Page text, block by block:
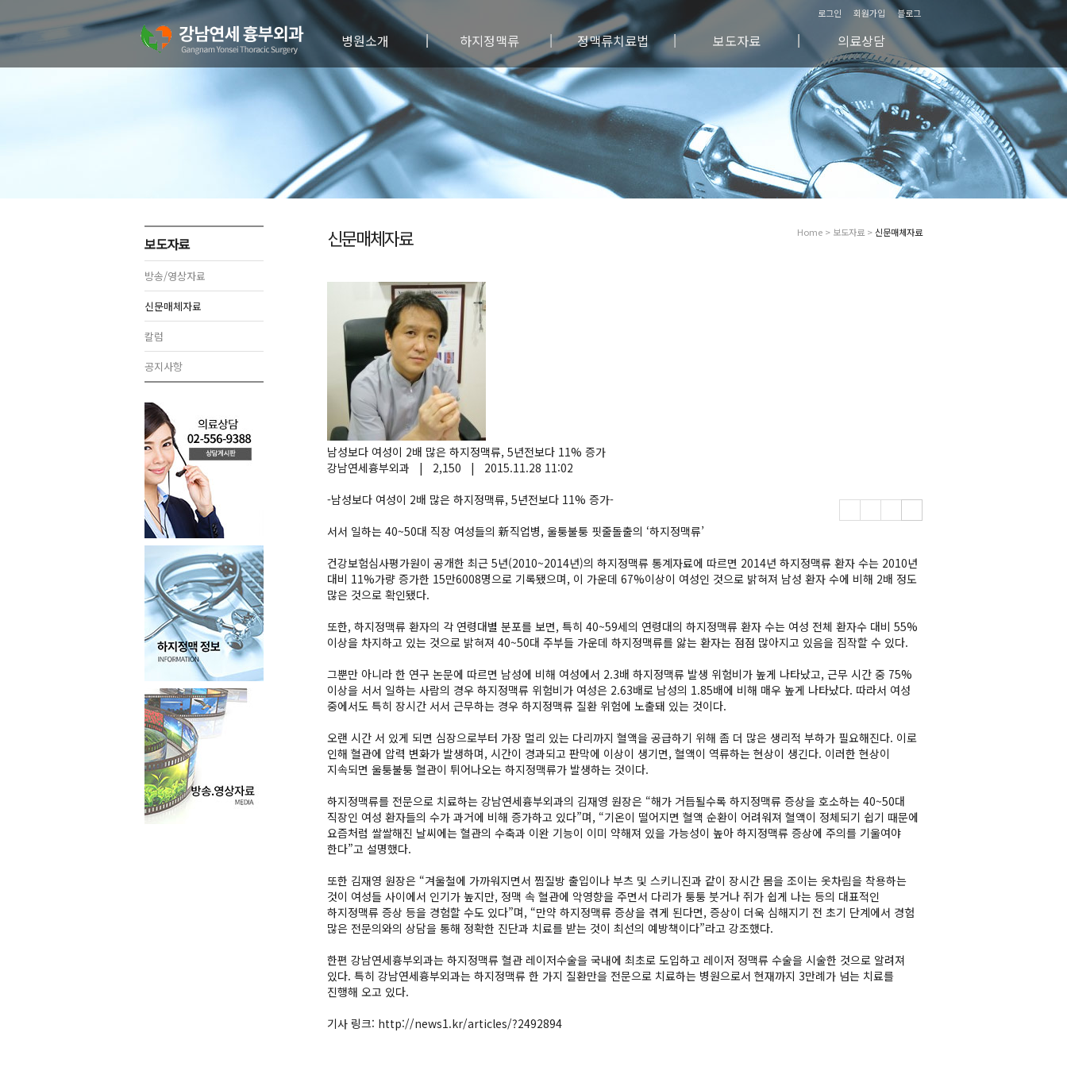
로그인 회원가입 블로그
병원소개 하지정맥류 정맥류치료법 보도자료 의료상담
의료진소개
병원특징
진료안내
치료장비
오시는길
하지정맥류란?
정맥류원인
정맥류 증상/진단
정맥류예방법
수술전후사진
보존/약물요법
혈관경화요법
레이저 피부치료
통원주사침 수술
광투시 수술
신문매체자료
칼럼
공지사항
자주하시는 질문
비공개 의료상담
공개 의료상담
보도자료
방송/영상자료
신문매체자료
칼럼
공지사항
신문매체자료 Home > 보도자료 >신문매체자료
남성보다 여성이 2배 많은 하지정맥류, 5년전보다 11% 증가
강남연세흉부외과
| 2,150 |
2015.11.28 11:02
-남성보다 여성이 2배 많은 하지정맥류, 5년전보다 11% 증가-
서서 일하는 40~50대 직장 여성들의 新직업병, 울퉁불퉁 핏줄돌출의 ‘하지정맥류’
건강보험심사평가원이 공개한 최근 5년(2010~2014년)의 하지정맥류 통계자료에 따르면 2014년 하지정맥류 환자 수는 2010년
대비 11%가량 증가한 15만6008명으로 기록됐으며, 이 가운데 67%이상이 여성인 것으로 밝혀져 남성 환자 수에 비해 2배 정도
많은 것으로 확인됐다.
또한, 하지정맥류 환자의 각 연령대별 분포를 보면, 특히 40~59세의 연령대의 하지정맥류 환자 수는 여성 전체 환자수 대비 55%
이상을 차지하고 있는 것으로 밝혀져 40~50대 주부들 가운데 하지정맥류를 앓는 환자는 점점 많아지고 있음을 짐작할 수 있다.
그뿐만 아니라 한 연구 논문에 따르면 남성에 비해 여성에서 2.3배 하지정맥류 발생 위험비가 높게 나타났고, 근무 시간 중 75%
이상을 서서 일하는 사람의 경우 하지정맥류 위험비가 여성은 2.63배로 남성의 1.85배에 비해 매우 높게 나타났다. 따라서 여성
중에서도 특히 장시간 서서 근무하는 경우 하지정맥류 질환 위험에 노출돼 있는 것이다.
오랜 시간 서 있게 되면 심장으로부터 가장 멀리 있는 다리까지 혈액을 공급하기 위해 좀 더 많은 생리적 부하가 필요해진다. 이로
인해 혈관에 압력 변화가 발생하며, 시간이 경과되고 판막에 이상이 생기면, 혈액이 역류하는 현상이 생긴다. 이러한 현상이
지속되면 울퉁불퉁 혈관이 튀어나오는 하지정맥류가 발생하는 것이다.
하지정맥류를 전문으로 치료하는 강남연세흉부외과의 김재영 원장은 “해가 거듭될수록 하지정맥류 증상을 호소하는 40~50대
직장인 여성 환자들의 수가 과거에 비해 증가하고 있다”며, “기온이 떨어지면 혈액 순환이 어려워져 혈액이 정체되기 쉽기 때문에
요즘처럼 쌀쌀해진 날씨에는 혈관의 수축과 이완 기능이 이미 약해져 있을 가능성이 높아 하지정맥류 증상에 주의를 기울여야
한다”고 설명했다.
또한 김재영 원장은 “겨울철에 가까워지면서 찜질방 출입이나 부츠 및 스키니진과 같이 장시간 몸을 조이는 옷차림을 착용하는
것이 여성들 사이에서 인기가 높지만, 정맥 속 혈관에 악영향을 주면서 다리가 퉁퉁 붓거나 쥐가 쉽게 나는 등의 대표적인
하지정맥류 증상 등을 경험할 수도 있다”며, “만약 하지정맥류 증상을 겪게 된다면, 증상이 더욱 심해지기 전 초기 단계에서 경험
많은 전문의와의 상담을 통해 정확한 진단과 치료를 받는 것이 최선의 예방책이다”라고 강조했다.
한편 강남연세흉부외과는 하지정맥류 혈관 레이저수술을 국내에 최초로 도입하고 레이저 정맥류 수술을 시술한 것으로 알려져
있다. 특히 강남연세흉부외과는 하지정맥류 한 가지 질환만을 전문으로 치료하는 병원으로서 현재까지 3만례가 넘는 치료를
진행해 오고 있다.
기사 링크: http://news1.kr/articles/?2492894